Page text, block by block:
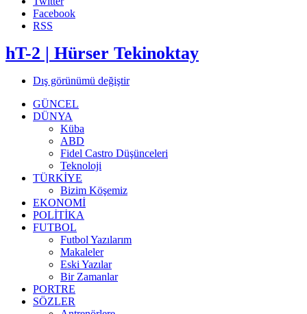
Facebook
RSS
hT-2 | Hürser Tekinoktay
Dış görünümü değiştir
GÜNCEL
DÜNYA
Küba
ABD
Fidel Castro Düşünceleri
Teknoloji
TÜRKİYE
Bizim Köşemiz
EKONOMİ
POLİTİKA
FUTBOL
Futbol Yazılarım
Makaleler
Eski Yazılar
Bir Zamanlar
PORTRE
SÖZLER